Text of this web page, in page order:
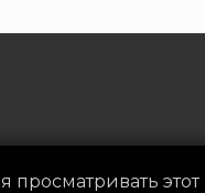
просматривать |